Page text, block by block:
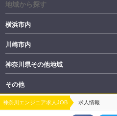
地域から探す
横浜市内
川崎市内
神奈川県その他地域
その他
神奈川エンジニア求人JOB 求人情報